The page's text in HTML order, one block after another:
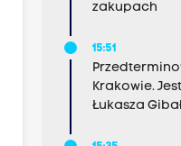
zakupach
15:51
Krakowie.
Łukasza